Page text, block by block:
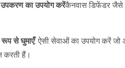
उपकरण का उपयोग करेंकैनवास डिफेंडर जैसे
रूप से घुमाएँ: ऐसी सेवाओं का उपयोग करें जो
करती हैं।